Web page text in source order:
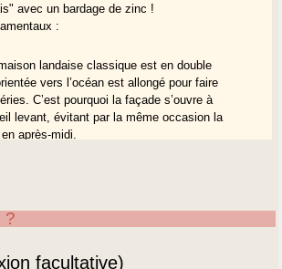
avec un bardage de zinc !
:
landaise classique est en double
vers l’océan est allongé pour faire
C’est pourquoi la façade s’ouvre à
levant, évitant par la même occasion la
après-midi.
?
facultative)